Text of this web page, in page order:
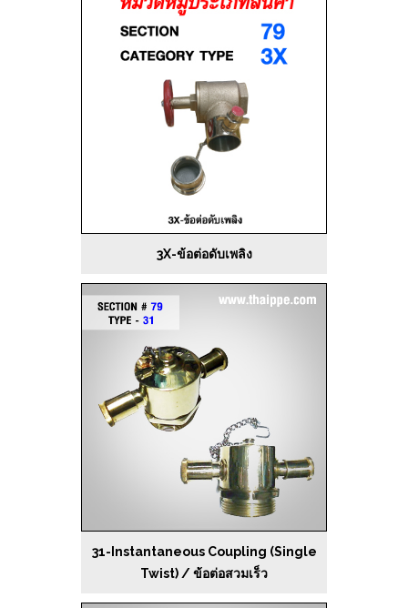
3X-ข้อต่อดับเพลิง
31-Instantaneous Coupling (Single
Twist) / ข้อต่อสวมเร็ว